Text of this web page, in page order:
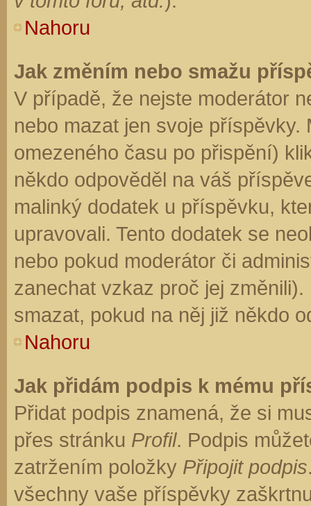
Nahoru
Jak změním nebo smažu
V případě, že nejste moderátor
nebo mazat jen svoje
omezeného času po přispění)
někdo odpověděl na váš
malinký dodatek u příspěvku,
upravovali. Tento dodatek se
nebo pokud moderátor či
zanechat vzkaz proč jej
smazat, pokud na něj již někdo
Nahoru
Jak přidám podpis k mému
Přidat podpis znamená, že si
přes stránku Profil. Podpis
zatržením položky Připojit podpis
všechny vaše příspěvky